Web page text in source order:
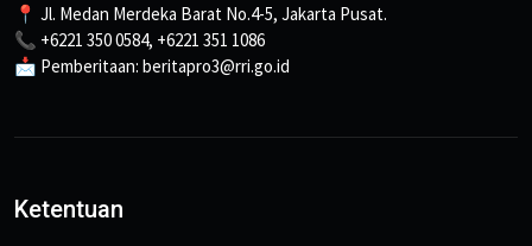
📍 Jl. Medan Merdeka Barat No.4-5, Jakarta Pusat.
📞 +6221 350 0584, +6221 351 1086
📩 Pemberitaan: beritapro3@rri.go.id
Ketentuan